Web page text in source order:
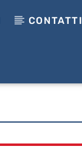
CONTATTI